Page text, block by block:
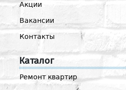
Акции
Вакансии
Контакты
Каталог
Ремонт квартир